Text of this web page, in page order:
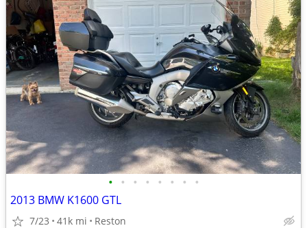
• • • • • • • •
2013 BMW K1600 GTL
7/23 41k mi Reston